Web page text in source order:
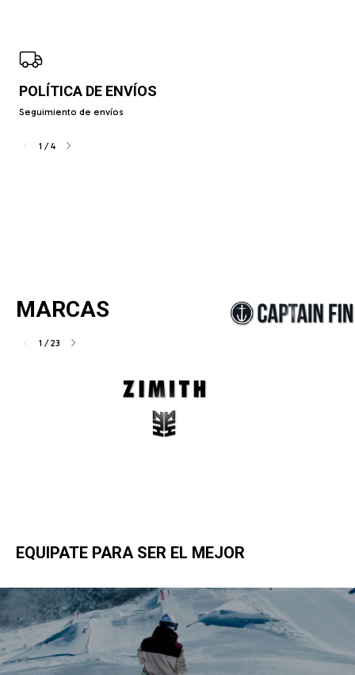
POLÍTICA DE ENVÍOS
Seguimiento de envíos
1 /4
MARCAS
1 /23
EQUIPATE PARA SER EL MEJOR